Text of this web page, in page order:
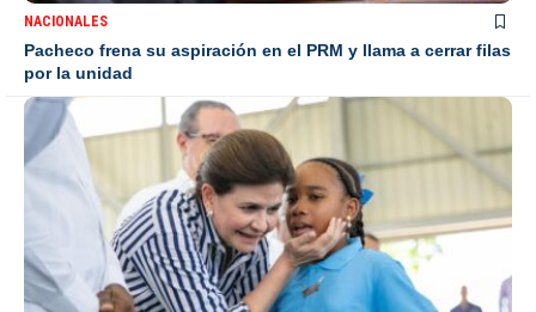
NACIONALES
Pacheco frena su aspiración en el PRM y llama a cerrar filas
por la unidad